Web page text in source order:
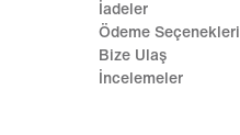
İadeler
Ödeme Seçenekleri
Bize Ulaş
İncelemeler